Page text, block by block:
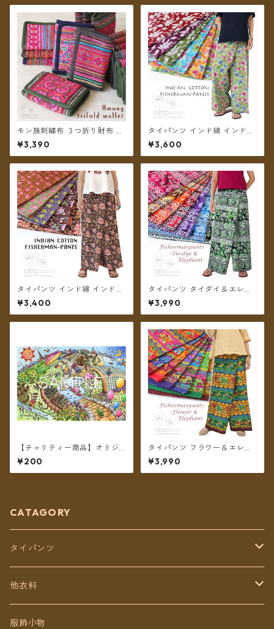
モン族刺繍布 ３つ折り財布 ＊
メール便送料無料＊
¥3,390
タイパンツ インド綿 インド更
紗 no.12 フラワープリント 2
タイプ全6カラー ロング丈【メ
ール便送料無料】
¥3,600
タイパンツ インド綿 インド更
紗 no.7 花柄プリント 5カラー
ロング丈【メール便送料無
料】
¥3,400
タイパンツ タイダイ＆エレフ
ァントプリント リゾパン 7カ
ラー ロング丈【メール便送料
無料】
¥3,990
【チャリティー商品】オリジ
ナル チャリティポストカード
～We are all alive 2～
¥200
タイパンツ フラワー＆エレフ
ァントプリント 7カラー リゾ
パン ロング丈【メール便送料
無料】
¥3,990
CATAGORY
タイパンツ
定番無地タイパンツ
チェトオリジナル
他衣料
トップス
服飾小物